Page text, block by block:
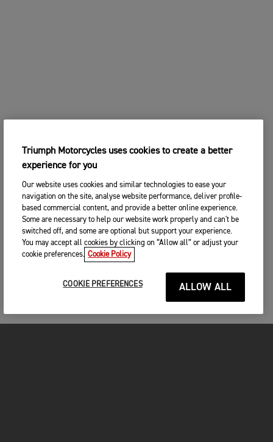
Triumph Motorcycles uses cookies to create a better
experience for you
Our website uses cookies and similar technologies to ease your
navigation on the site, analyse website performance, deliver profile-
based commercial content, and provide a better online experience.
Some are necessary to help our website work properly and can't be
switched off, and some are optional but support your experience.
You may accept all cookies by clicking on “Allow all” or adjust your
cookie preferences. Cookie Policy
COOKIE PREFERENCES ALLOW ALL